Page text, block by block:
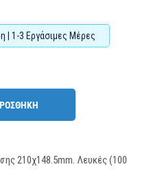
| 1-3 Εργάσιμες Μέρες
210χ148.5mm. Λευκές (100